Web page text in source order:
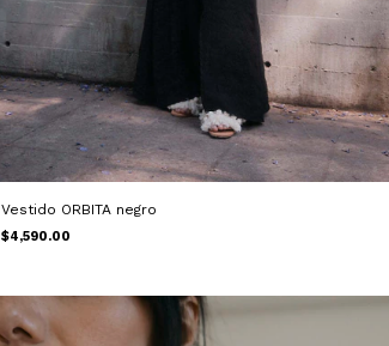
Vestido ORBITA negro
$4,590.00